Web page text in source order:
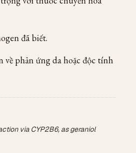
đã biết.
phản ứng da hoặc độc tính
via CYP2B6, as geraniol